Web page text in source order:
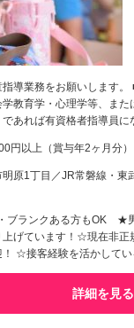
導業務をお願いします。
学教育学・心理学等、また
であれば有資格者指導員に
円以上（賞与年2ヶ月分）
原1丁目／JR常磐線・東
ブランクある方もOK ★
げています！☆現在非正
！ ☆接客経験を活かしてい
詳細を見る